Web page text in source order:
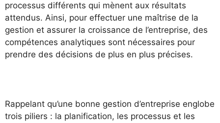
processus différents qui mènent aux résultats
attendus. Ainsi, pour effectuer une maîtrise de la
gestion et assurer la croissance de l’entreprise, des
compétences analytiques sont nécessaires pour
prendre des décisions de plus en plus précises.
Rappelant qu’une bonne gestion d’entreprise englobe
trois piliers : la planification, les processus et les